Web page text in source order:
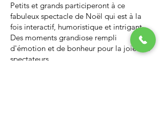
Petits et grands participeront à ce
fabuleux spectacle de Noël qui est à la
fois interactif, humoristique et intrigant.
Des moments grandiose rempli
d'émotion et de bonheur pour la joie des
spectateurs.